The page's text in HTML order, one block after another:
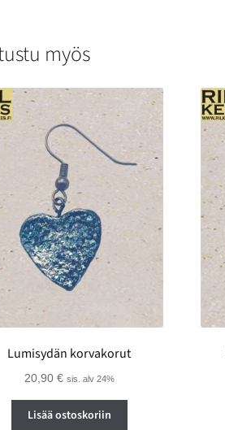
myös
Lumisydän korvakorut
20,90 € sis. alv 24%
Lisää ostoskoriin